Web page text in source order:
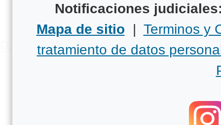
Notificaciones
Mapa de sitio | Terminos y
tratamiento de datos